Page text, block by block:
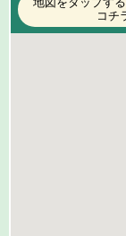
コチ